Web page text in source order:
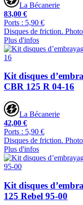
La Bécanerie
83,00 €
Ports : 5,90 €
Disques de friction.
Plus d'infos
Kit disques
CBR 125 R 04-16
La Bécanerie
42,00 €
Ports : 5,90 €
Disques de friction.
Plus d'infos
Kit disques
125 Rebel 95-00